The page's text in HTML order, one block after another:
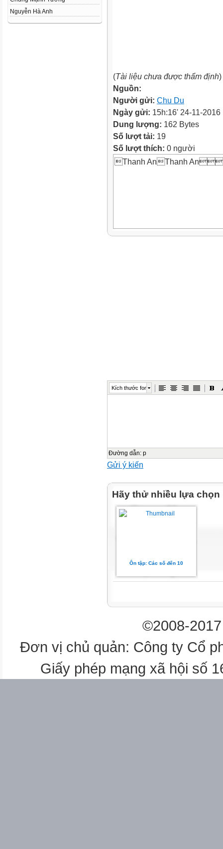
Nguyễn Hà Anh
(Tài liệu chưa được thẩm định)
Nguồn:
Người gửi: Chu Du
Ngày gửi: 15h:16' 24-11-2016
Dung lượng: 162 Bytes
Số lượt tải: 19
Số lượt thích: 0 người
Thanh AnThanh
Kích thước font
Đường dẫn: p
Gửi ý kiến
Hãy thử nhiều lựa chọn
Ôn tập: Các số đến 10
©2008-
Đơn vị chủ quản: Công ty Cổ
Giấy phép mạng xã hội số